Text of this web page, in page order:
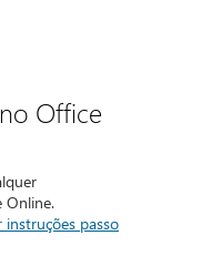
Office
Online.
passo